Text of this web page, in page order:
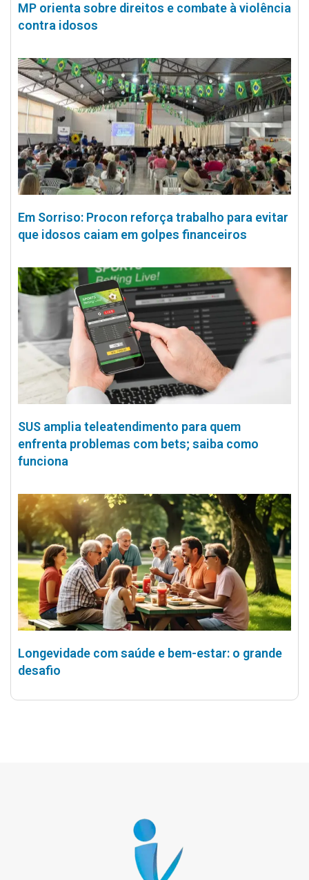
MP orienta sobre direitos e combate à violência
contra idosos
Em Sorriso: Procon reforça trabalho para evitar
que idosos caiam em golpes financeiros
SUS amplia teleatendimento para quem
enfrenta problemas com bets; saiba como
funciona
Longevidade com saúde e bem-estar: o grande
desafio